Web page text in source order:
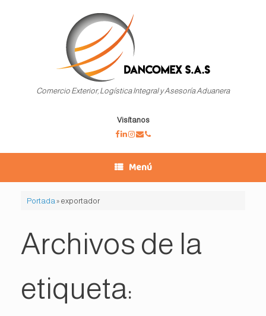
Comercio Exterior, Logística Integral y Asesoría Aduanera
Visítanos
Menú
Portada » exportador
Archivos de la
etiqueta: